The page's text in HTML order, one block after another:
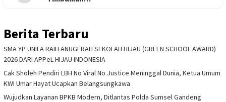
Berita Terbaru
SMA YP UNILA RAIH ANUGERAH SEKOLAH HIJAU (GREEN SCHOOL AWARD)
2026 DARI APPeL HIJAU INDONESIA
Cak Sholeh Pendiri LBH No Viral No Justice Meninggal Dunia, Ketua Umum
KWI Umar Hayat Ucapkan Belangsungkawa
Wujudkan Layanan BPKB Modern, Ditlantas Polda Sumsel Gandeng